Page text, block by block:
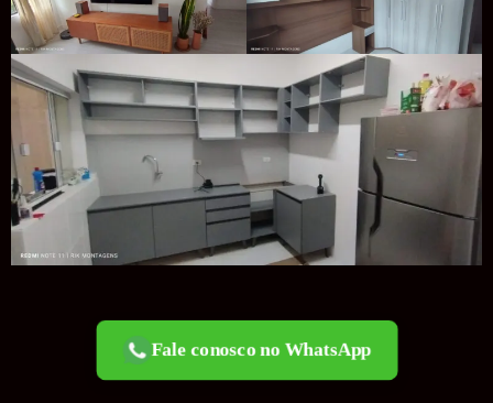
Fale conosco no WhatsApp